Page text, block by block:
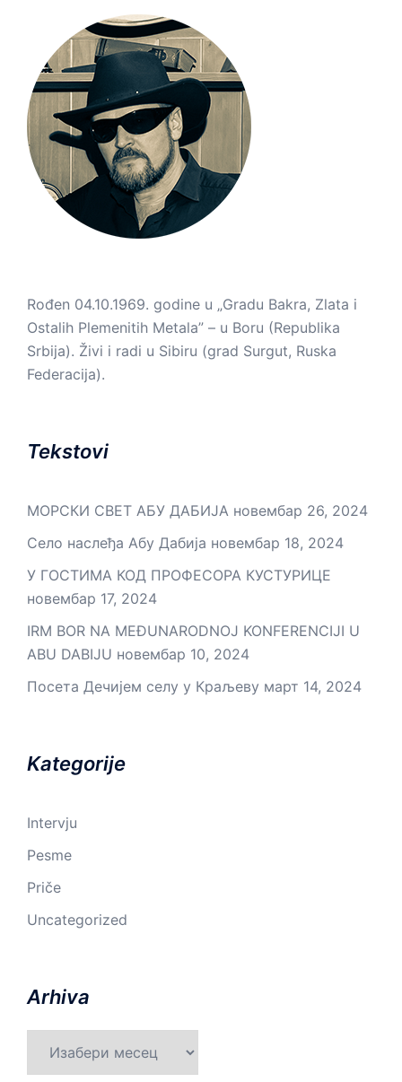
Rođen 04.10.1969. godine u „Gradu Bakra, Zlata i
Ostalih Plemenitih Metala” – u Boru (Republika
Srbija). Živi i radi u Sibiru (grad Surgut, Ruska
Federacija).
Tekstovi
МОРСКИ СВЕТ АБУ ДАБИЈА новембар 26, 2024
Село наслеђа Абу Дабија новембар 18, 2024
У ГОСТИМА КОД ПРОФЕСОРА КУСТУРИЦЕ
новембар 17, 2024
IRM BOR NA MEĐUNARODNOJ KONFERENCIJI U
ABU DABIJU новембар 10, 2024
Посета Дечијем селу у Краљеву март 14, 2024
Kategorije
Intervju
Pesme
Priče
Uncategorized
Arhiva